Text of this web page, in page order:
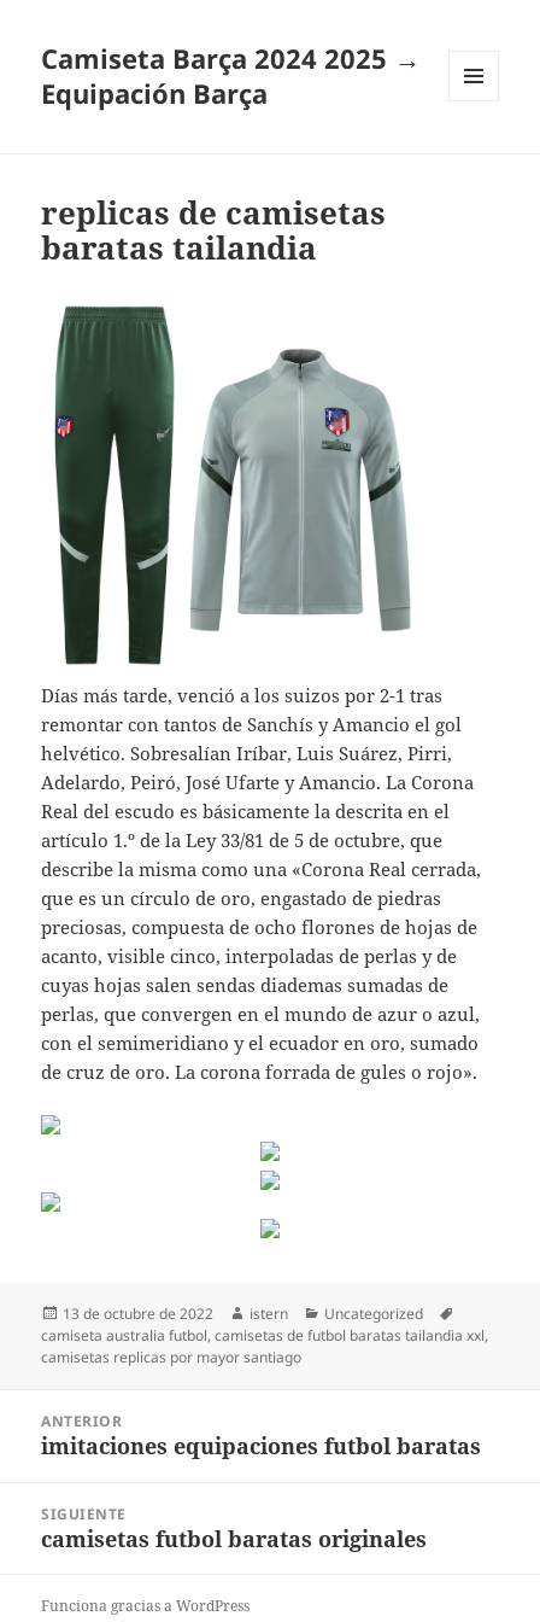
Camiseta Barça 2024 2025 →
Equipación Barça
replicas de camisetas
baratas tailandia
Días más tarde, venció a los suizos por 2-1 tras
remontar con tantos de Sanchís y Amancio el gol
helvético. Sobresalían Iríbar, Luis Suárez, Pirri,
Adelardo, Peiró, José Ufarte y Amancio. La Corona
Real del escudo es básicamente la descrita en el
artículo 1.º de la Ley 33/81 de 5 de octubre, que
describe la misma como una «Corona Real cerrada,
que es un círculo de oro, engastado de piedras
preciosas, compuesta de ocho florones de hojas de
acanto, visible cinco, interpoladas de perlas y de
cuyas hojas salen sendas diademas sumadas de
perlas, que convergen en el mundo de azur o azul,
con el semimeridiano y el ecuador en oro, sumado
de cruz de oro. La corona forrada de gules o rojo».
Publicado
el
13 de octubre de 2022 Autor
istern Categorías
Uncategorized
camiseta australia futbol,camisetas de futbol baratas tailandia xxl,
camisetas replicas por mayor santiago
entradas
ANTERIOR
Entrada
imitaciones equipaciones futbol baratas
SIGUIENTE
Entrada
camisetas futbol baratas originales
Funciona gracias a WordPress